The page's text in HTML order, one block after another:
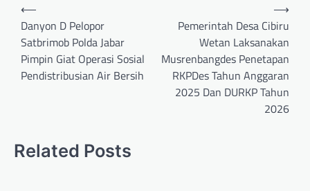
⟵
Danyon D Pelopor
Satbrimob Polda Jabar
Pimpin Giat Operasi Sosial
Pendistribusian Air Bersih
Pemerintah Desa Cibiru
Wetan Laksanakan
Musrenbangdes Penetapan
RKPDes Tahun Anggaran
2025 Dan DURKP Tahun
2026
⟶
Related Posts